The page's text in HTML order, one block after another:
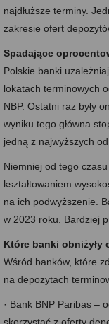
najdłuższe terminy.
zakresie ofert
Spadające
Polskie banki
lokatach terminowych
NBP. Ostatni raz były
wyniku tego główna
jedną z najwyższych od
Niemniej od tego
kształtowaniem
na ich podwyższenie.
w 2023 roku. Bardziej
Które banki obniżyły
Wśród banków, które
na depozytach
· Bank BNP Paribas –